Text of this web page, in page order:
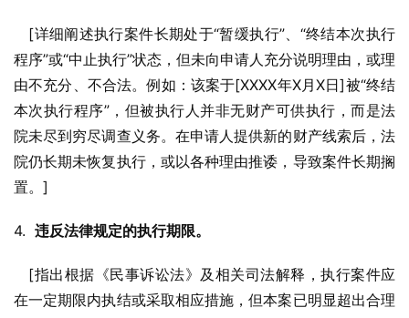
程序”或“中止执行”状态，但未向申请人充分说明理由，或理
由不充分、不合法。例如：该案于[XXXX年X月X日]被“终结
本次执行程序”，但被执行人并非无财产可供执行，而是法
院未尽到穷尽调查义务。在申请人提供新的财产线索后，法
院仍长期未恢复执行，或以各种理由推诿，导致案件长期搁
置。]
4. 违反法律规定的执行期限。
在一定期限内执结或采取相应措施，但本案已明显超出合理